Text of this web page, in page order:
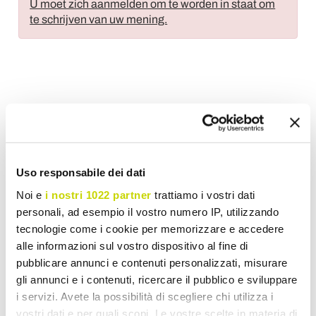
Uso responsabile dei dati
Noi e i nostri 1022 partner trattiamo i vostri dati
personali, ad esempio il vostro numero IP, utilizzando
tecnologie come i cookie per memorizzare e accedere
alle informazioni sul vostro dispositivo al fine di
pubblicare annunci e contenuti personalizzati, misurare
gli annunci e i contenuti, ricercare il pubblico e sviluppare
i servizi. Avete la possibilità di scegliere chi utilizza i
vostri dati e per quali scopi. Le vostre scelte in materia di
U moet zich aanmelden om te worden in staat om
te schrijven van uw mening.
Voeg toe aan wens Lijst
Print
Houten Tuintafel